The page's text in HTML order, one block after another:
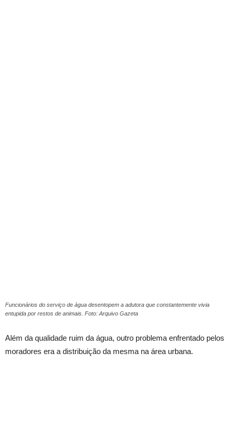
Funcionários do serviço de água desentopem a adutora que constantemente vivia
entupida por restos de animais. Foto: Arquivo Gazeta
Além da qualidade ruim da água, outro problema enfrentado pelos
moradores era a distribuição da mesma na área urbana.